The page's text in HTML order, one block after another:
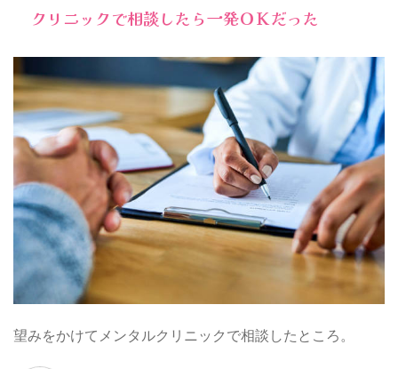
クリニックで相談したら一発ＯＫだった
望みをかけてメンタルクリニックで相談したところ。